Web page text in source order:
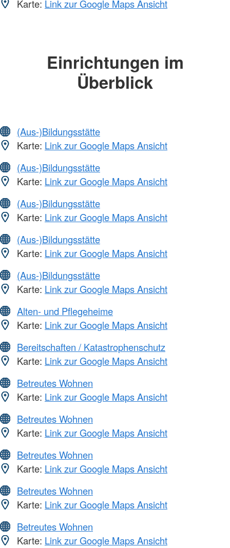
Karte: Link zur Google Maps Ansicht
Einrichtungen im
Überblick
(Aus-)Bildungsstätte
Karte: Link zur Google Maps Ansicht
(Aus-)Bildungsstätte
Karte: Link zur Google Maps Ansicht
(Aus-)Bildungsstätte
Karte: Link zur Google Maps Ansicht
(Aus-)Bildungsstätte
Karte: Link zur Google Maps Ansicht
(Aus-)Bildungsstätte
Karte: Link zur Google Maps Ansicht
Alten- und Pflegeheime
Karte: Link zur Google Maps Ansicht
Bereitschaften / Katastrophenschutz
Karte: Link zur Google Maps Ansicht
Betreutes Wohnen
Karte: Link zur Google Maps Ansicht
Betreutes Wohnen
Karte: Link zur Google Maps Ansicht
Betreutes Wohnen
Karte: Link zur Google Maps Ansicht
Betreutes Wohnen
Karte: Link zur Google Maps Ansicht
Betreutes Wohnen
Karte: Link zur Google Maps Ansicht